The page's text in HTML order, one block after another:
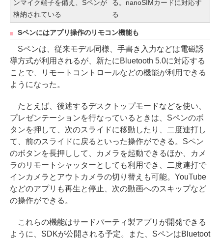
ンマイク端子を備え、Sペンが
格納されている
る。nanoSIMカードに対応す
る
Sペンにはアプリ操作のリモコン機能も
Sペンは、従来モデル同様、手書き入力などは電磁誘
導方式が利用されるが、新たにBluetooth 5.0に対応する
ことで、リモートコントロールなどの機能が利用できる
ようになった。
たとえば、後述するデスクトップモードなどを使い、
プレゼンテーションを行なっているときは、Sペンのボ
タンを押して、次のスライドに移動したり、二度連打し
て、前のスライドに戻るといった操作ができる。Sペン
のボタンを長押しして、カメラを起動できるほか、カメ
ラのリモートシャッターとしても利用でき、二度連打で
インカメラとアウトカメラの切り替えも可能。YouTube
などのアプリも再生と停止、次の動画へのスキップなど
の操作ができる。
これらの機能はサードパーティ製アプリが開発できる
ように、SDKが公開される予定。また、SペンはBluetoot